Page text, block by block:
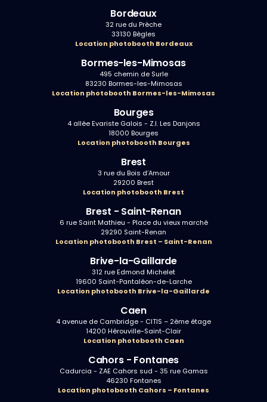
Bordeaux
32 rue du Prèche
33130 Bègles
Location photobooth Bordeaux
Bormes-les-Mimosas
495 chemin de Surle
83230 Bormes-les-Mimosas
Location photobooth Bormes-les-Mimosas
Bourges
4 allée Evariste Galois - Z.I. Les Danjons
18000 Bourges
Location photobooth Bourges
Brest
3 rue du Bois d’Amour
29200 Brest
Location photobooth Brest
Brest - Saint-Renan
6 rue Saint Mathieu - Place du vieux marché
29290 Saint-Renan
Location photobooth Brest – Saint-Renan
Brive-la-Gaillarde
312 rue Edmond Michelet
19600 Saint-Pantaléon-de-Larche
Location photobooth Brive-la-Gaillarde
Caen
4 avenue de Cambridge - CITIS – 2ème étage
14200 Hérouville-Saint-Clair
Location photobooth Caen
Cahors - Fontanes
Cadurcia - ZAE Cahors sud - 35 rue Gamas
46230 Fontanes
Location photobooth Cahors – Fontanes